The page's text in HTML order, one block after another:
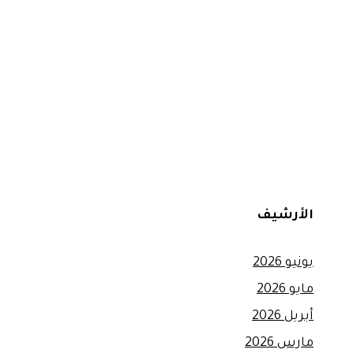
الأرشيف
يونيو 2026
مايو 2026
أبريل 2026
مارس 2026